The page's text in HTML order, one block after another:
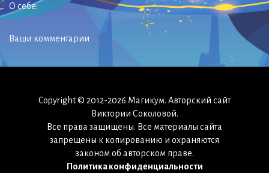
О себе:
Ваши комментарии
Copyright © 2012-2026 Магикум. Авторский сайт
Виктории Соколовой.
Все права защищены. Все материалы сайта
запрещены к копированию и охраняются
законом об авторском праве.
Политика конфиденциальности